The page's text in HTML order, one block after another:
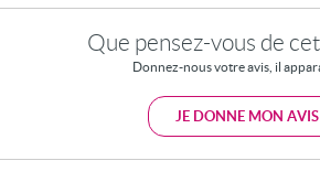
Que pensez-vous de
Donnez-nous votre avis, il
JE DONNE MON AVIS